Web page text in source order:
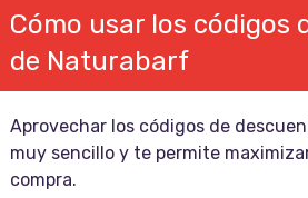
Cómo usar los códigos
de Naturabarf
Aprovechar los códigos de
muy sencillo y te permite
compra.